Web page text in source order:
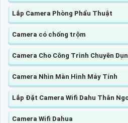
Lắp Camera Phòng Phẩu Thuật
Camera có chống trộm
Camera Cho Công Trình Chuyên
Camera Nhìn Màn Hình Máy Tính
Lắp Đặt Camera Wifi Dahu Thân
Camera Wifi Dahua